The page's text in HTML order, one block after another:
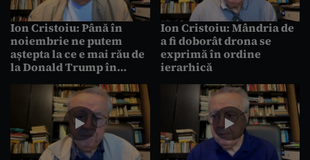
Ion Cristoiu: Până în
noiembrie ne putem
aștepta la ce e mai rău de
la Donald Trump în
Ucraina
Ion Cristoiu: Mândria de
a fi doborât drona se
exprimă în ordine
ierarhică